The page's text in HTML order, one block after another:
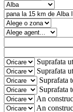
Suprafata
Suprafata
Suprafata
Suprafata
An
An